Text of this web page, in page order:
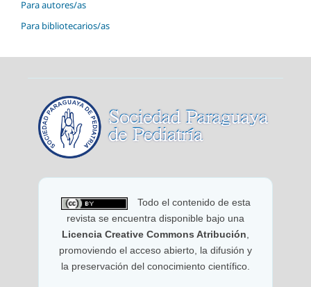
Para autores/as
Para bibliotecarios/as
Todo el contenido de esta
revista se encuentra disponible bajo una
Licencia Creative Commons Atribución,
promoviendo el acceso abierto, la difusión y
la preservación del conocimiento científico.